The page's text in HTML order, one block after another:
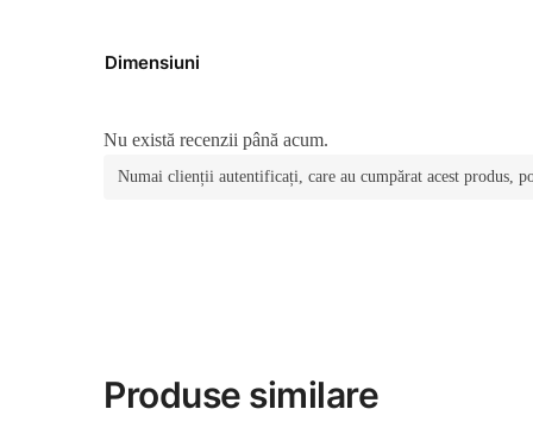
Dimensiuni
Nu există recenzii până acum.
Numai clienții autentificați, care au cumpărat acest produs,
Produse similare